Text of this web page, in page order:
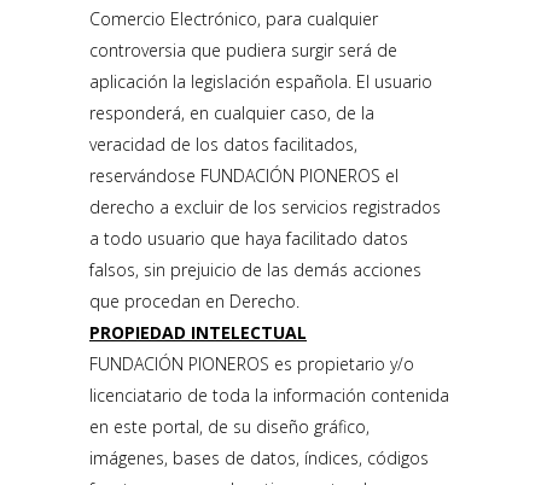
Comercio Electrónico, para cualquier
controversia que pudiera surgir será de
aplicación la legislación española. El usuario
responderá, en cualquier caso, de la
veracidad de los datos facilitados,
reservándose FUNDACIÓN PIONEROS el
derecho a excluir de los servicios registrados
a todo usuario que haya facilitado datos
falsos, sin prejuicio de las demás acciones
que procedan en Derecho.
PROPIEDAD INTELECTUAL
FUNDACIÓN PIONEROS es propietario y/o
licenciatario de toda la información contenida
en este portal, de su diseño gráfico,
imágenes, bases de datos, índices, códigos